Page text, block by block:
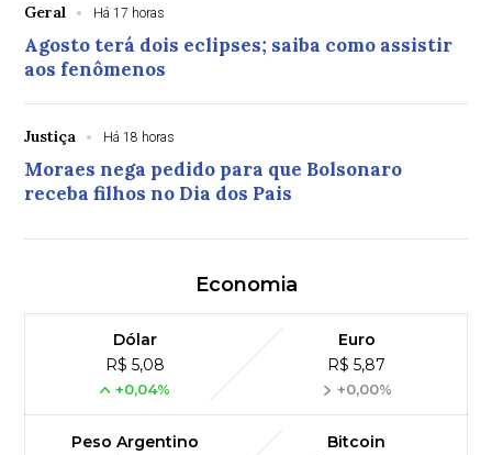
Geral Há 17 horas
Agosto terá dois eclipses; saiba como assistir
aos fenômenos
Justiça Há 18 horas
Moraes nega pedido para que Bolsonaro
receba filhos no Dia dos Pais
Economia
Dólar
R$ 5,08
+0,04%
Euro
R$ 5,87
+0,00%
Peso Argentino
Bitcoin